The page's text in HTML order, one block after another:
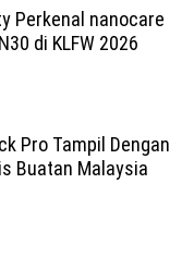
Perkenal nanocare
di KLFW 2026
Pro Tampil Dengan
Buatan Malaysia